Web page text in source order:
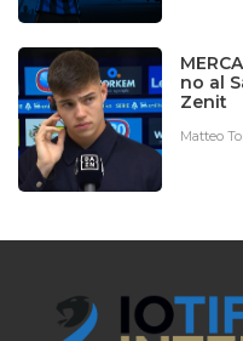
no al
Zenit
Matteo